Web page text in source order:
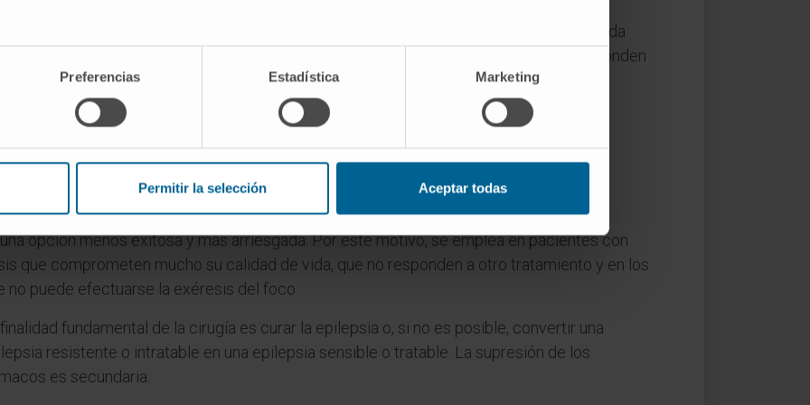
Preferencias Estadística Marketing
Permitir la selección Aceptar todas
en extirpar una parte del tejido cerebral, con una lesión visible o sin ella, relacionada
el origen de las crisis epilépticas. Son las crisis focales. La mayoría de las veces responden
bien al tratamiento quirúrgico.
funcional
solamente las vías nerviosas que conectan las zonas donde se producen las
opción menos exitosa y más arriesgada. Por este motivo, se emplea en pacientes con
que comprometen mucho su calidad de vida, que no responden a otro tratamiento y en los
no puede efectuarse la exéresis del foco.
fundamental de la cirugía es curar la epilepsia o, si no es posible, convertir una
resistente o intratable en una epilepsia sensible o tratable. La supresión de los
es secundaria.